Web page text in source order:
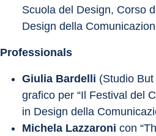
Scuola del Design, Corso
Design della
Professionals
Giulia Bardelli (Studio
grafico per “Il Festival del
in Design della
Michela Lazzaroni con